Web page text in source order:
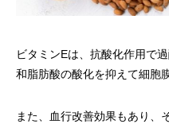
ビタミンEは、抗酸化作用で
和脂肪酸の酸化を抑えて細胞
また、血行改善効果もあり、